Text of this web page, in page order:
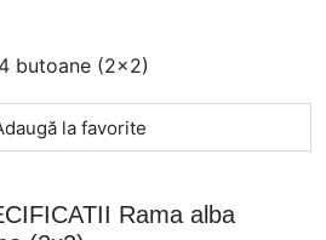
butoane (2x2)
la favorite
Rama alba